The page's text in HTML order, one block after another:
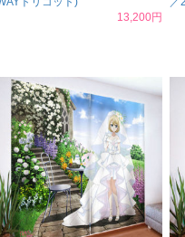
13,200円